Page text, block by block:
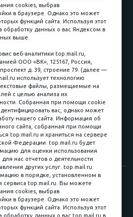
6, стр. 16
60-70-30
50-39-09
22-77-68
50-48-50
65-42-10
«Мебельный куб».
Россия, г. Томск, пл.
16, Цокольный этаж
cookies, выбрав
в браузере. Однако это может
функций сайта. Используя этот
обработку данных о вас Яндексом в
выше.
веб-аналитики top.mail.ru,
ООО «ВК», 125167, Россия,
д. 39, строение 79. (далее —
использует технологию
файлы, размещаемые на
с целью анализа их
Собранная при помощи cookie
вас, однако может
нашего сайта. Информация об
сайта, собранная при помощи
top.mail.ru и храниться на сервере
Федерации. top.mail.ru будет
для оценки использования
нас отчетов о деятельности
других услуг. top.mail.ru
в порядке, установленном в
сервиса top.mail.ru. Вы можете
cookies, выбрав
в браузере. Однако это может
функций сайта. Используя этот
обработку данных о вас top.mail.ru в